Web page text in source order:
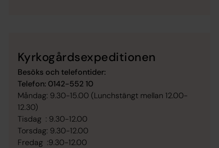
Kyrkogårdsexpeditionen
Besöks och telefontider:
Telefon: 0142-552 10
Måndag: 9.30-15.00 (Lunchstängt mellan 12.00-
12.30)
Tisdag : 9.30-12.00
Torsdag: 9.30-12.00
Fredag :9.30-12.00